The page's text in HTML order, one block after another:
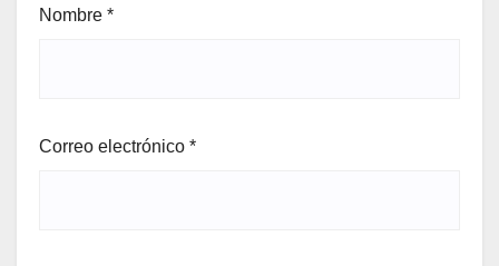
Nombre *
Correo electrónico *